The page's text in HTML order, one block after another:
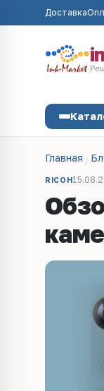
Доставка
Главная
RICOH